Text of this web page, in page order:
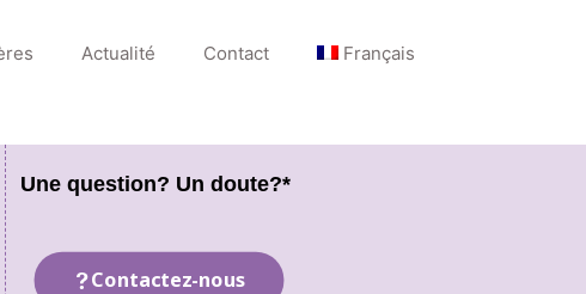
Actualité Contact Français
Une question? Un doute?*
Contactez-nous